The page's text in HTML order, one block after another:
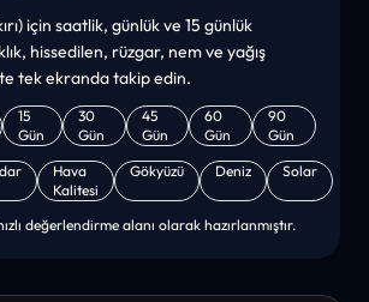
için saatlik, günlük ve 15 günlük
hissedilen, rüzgar, nem ve yağış
tek ekranda takip edin.
15
Gün
30
Gün
45
Gün
60
Gün
90
Gün
Hava
Kalitesi
Gökyüzü Deniz Solar
değerlendirme alanı olarak hazırlanmıştır.